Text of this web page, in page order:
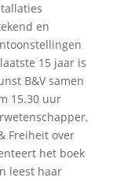
en
15 jaar is
B&V samen
15.30 uur
Freiheit over
het boek
leest haar